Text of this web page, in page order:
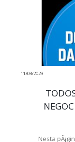
11/03/2023
Nesta